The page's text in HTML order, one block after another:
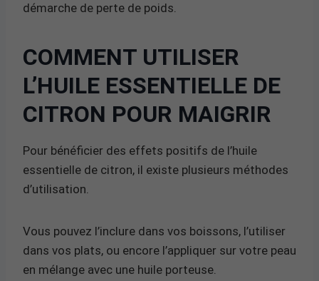
démarche de perte de poids.
COMMENT UTILISER
L’HUILE ESSENTIELLE DE
CITRON POUR MAIGRIR
Pour bénéficier des effets positifs de l’huile
essentielle de citron, il existe plusieurs méthodes
d’utilisation.
Vous pouvez l’inclure dans vos boissons, l’utiliser
dans vos plats, ou encore l’appliquer sur votre peau
en mélange avec une huile porteuse.